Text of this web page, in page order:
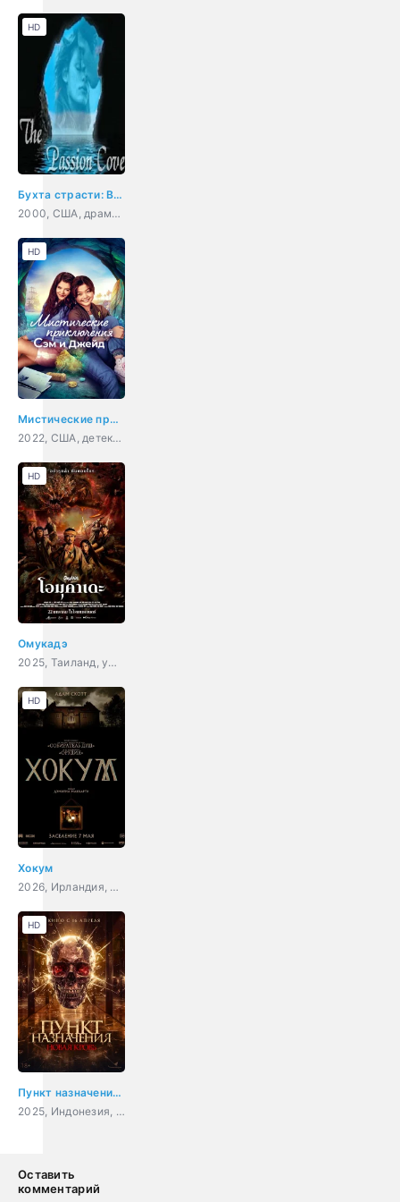
Бухта страсти: Восходящие звезды
2000, США, драма, комедия
HD
Мистические приключения Сэм и Джейд
2022, США, детектив, приключения, семейный
HD
Омукадэ
2025, Таиланд, ужасы, военный
HD
Хокум
2026, Ирландия, ОАЭ, США, ужасы
HD
Пункт назначения. Новая кровь
2025, Индонезия, ужасы
HD
Оставить
комментарий